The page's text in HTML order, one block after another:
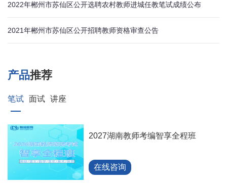
2022年郴州市苏仙区公开选聘农村教师进城任教笔试成绩公布
2021年郴州市苏仙区公开招聘教师资格审查公告
产品推荐
笔试 面试 讲座
2027湖南教师考编智享全程班
在线咨询